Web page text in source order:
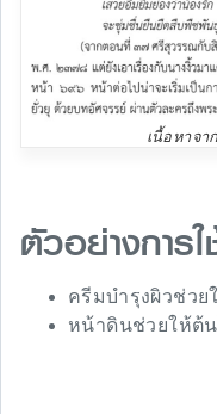
เนื้อหาจ
ตัวอย่างการ
ครีมบำรุงผิวช่ว
หน้าดินช่วยให้ต้